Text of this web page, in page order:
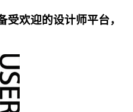
受欢迎的设计师平台，